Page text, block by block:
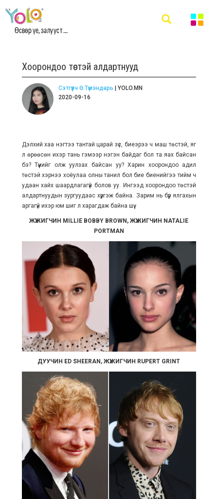
Өсвөр үе, залууст ...
Хоорондоо төстэй алдартнууд
Сэтгүүлч Ө.Түмэндарь | YOLO.MN
2020-09-16
Дэлхий хаа нэгтээ тантай царай зүс, биеэрээ ч маш төстэй, яг
л өрөөсөн ихэр тань гэмээр нэгэн байдаг бол та яах байсан
бэ? Tүүнийг олж уулзах байсан уу? Харин хоорондоо адил
төстэй хэрнээ хоёулаа олны танил бол бие биенийгээ тийм ч
удаан хайх шаардлагагүй болов уу. Ингээд хоорондоо төстэй
алдартнуудын зургуудаас хүргэж байна. Зарим нь бүр ялгахын
аргагүй ихэр юм шиг л харагдаж байна шүү.
ЖҮЖИГЧИН MILLIE BOBBY BROWN, ЖҮЖИГЧИН NATALIE
PORTMAN
ДУУЧИН ED SHEERAN, ЖҮЖИГЧИН RUPERT GRINT